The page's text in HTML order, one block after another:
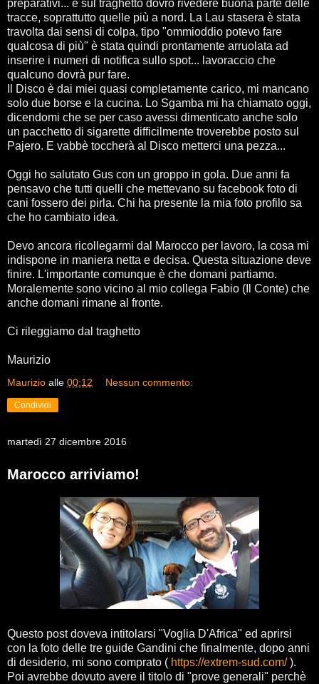
preparativi... e sul traghetto dovrò rivedere buona parte delle
tracce, soprattutto quelle più a nord. La Lau stasera è stata
travolta dai sensi di colpa, tipo "ommioddio potevo fare
qualcosa di più" è stata quindi prontamente arruolata ad
inserire i numeri di notifica sullo spot... lavoraccio che
qualcuno dovrà pur fare.
Il Disco è dai miei quasi completamente carico, mi mancano
solo due borse e la cucina. Lo Sgamba mi ha chiamato oggi,
dicendomi che se per caso avessi dimenticato anche solo
un pacchetto di sigarette difficilmente troverebbe posto sul
Pajero. E vabbè toccherà al Disco metterci una pezza...
Oggi ho salutato Gus con un groppo in gola. Due anni fa
pensavo che tutti quelli che mettevano su facebook foto di
cani fossero dei pirla. Chi ha presente la mia foto profilo sa
che ho cambiato idea.
Devo ancora ricollegarmi dal Marocco per lavoro, la cosa mi
indispone in maniera netta e decisa. Questa situazione deve
finire. L'importante comunque è che domani partiamo.
Moralemente sono vicino al mio collega Fabio (Il Conte) che
anche domani rimane al fronte.
Ci rileggiamo dal traghetto
Maurizio
Maurizio alle 00:12 Nessun commento:
Condividi
martedì 27 dicembre 2016
Marocco arriviamo!
Questo post doveva intitolarsi "Voglia D'Africa" ed aprirsi
con la foto delle tre guide Gandini che finalmente, dopo anni
di desiderio, mi sono comprato ( https://extrem-sud.com/).
Poi avrebbe dovuto avere il titolo di "prove generali" perchè